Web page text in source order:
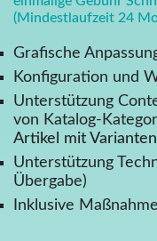
(Mindestlaufzeit 24
Grafische
Konfiguration und
Unterstützung
von Katalog-
Artikel mit Varianten
Unterstützung
Übergabe)
Inklusive